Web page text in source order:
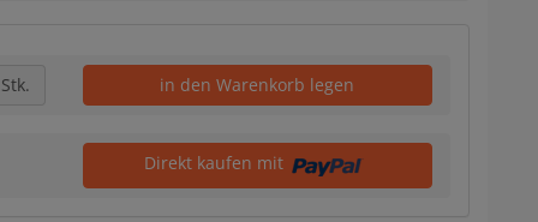
Stk. in den Warenkorb legen
Direkt kaufen mit